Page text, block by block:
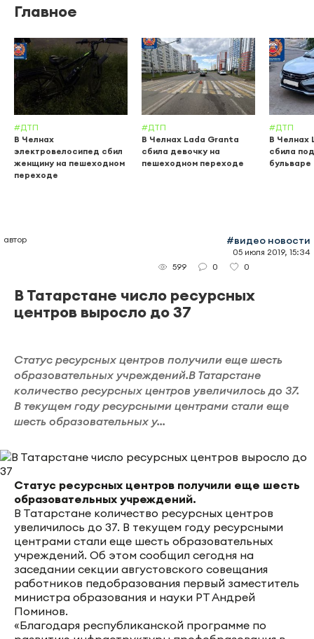
Главное
#ДТП
В Челнах
электровелосипед сбил
женщину на пешеходном
переходе
#ДТП
В Челнах Lada Granta
сбила девочку на
пешеходном переходе
#ДТП
В Челнах
сбила
автор #видео новости
05 июля 2019, 15:34
599
0 0
В Татарстане число ресурсных
центров выросло до 37
Статус ресурсных центров получили еще шесть
образовательных учреждений.В Татарстане
количество ресурсных центров увеличилось до 37.
В текущем году ресурсными центрами стали еще
шесть образовательных у...
Статус ресурсных центров получили еще шесть
образовательных учреждений.
В Татарстане количество ресурсных центров
увеличилось до 37. В текущем году ресурсными
центрами стали еще шесть образовательных
учреждений. Об этом сообщил сегодня на
заседании секции августовского совещания
работников педобразования первый заместитель
министра образования и науки РТ Андрей
Поминов.
«Благодаря республиканской программе по